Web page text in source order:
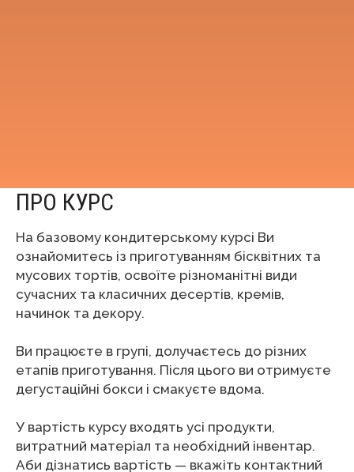
ПРО КУРС
На базовому кондитерському курсі Ви
ознайомитесь із приготуванням бісквітних та
мусових тортів, освоїте різноманітні види
сучасних та класичних десертів, кремів,
начинок та декору.
Ви працюєте в групі, долучаєтесь до різних
етапів приготування. Після цього ви отримуєте
дегустаційні бокси і смакуєте вдома.
У вартість курсу входять усі продукти,
витратний матеріал та необхідний інвентар.
Аби дізнатись вартість — вкажіть контактний